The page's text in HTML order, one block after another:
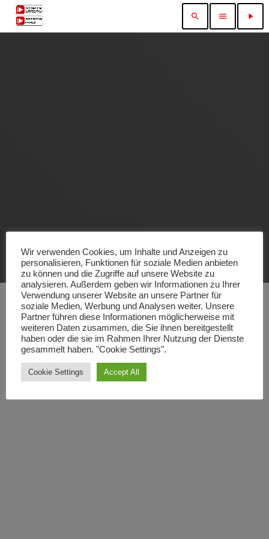
search menu play_arrow
Wir verwenden Cookies, um Inhalte und Anzeigen zu
personalisieren, Funktionen für soziale Medien anbieten
zu können und die Zugriffe auf unsere Website zu
analysieren. Außerdem geben wir Informationen zu Ihrer
Verwendung unserer Website an unsere Partner für
soziale Medien, Werbung und Analysen weiter. Unsere
Partner führen diese Informationen möglicherweise mit
weiteren Daten zusammen, die Sie ihnen bereitgestellt
haben oder die sie im Rahmen Ihrer Nutzung der Dienste
gesammelt haben. "Cookie Settings".
Cookie Settings Accept All